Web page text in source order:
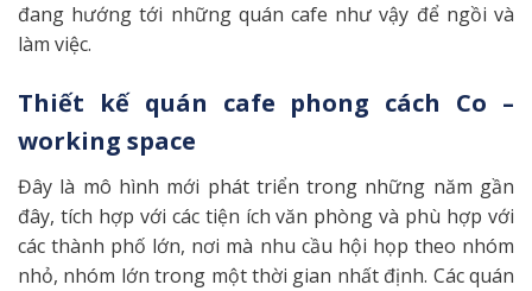
đang hướng tới những quán cafe như vậy để ngồi và
làm việc.
Thiết kế quán cafe phong cách Co –
working space
Đây là mô hình mới phát triển trong những năm gần
đây, tích hợp với các tiện ích văn phòng và phù hợp với
các thành phố lớn, nơi mà nhu cầu hội họp theo nhóm
nhỏ, nhóm lớn trong một thời gian nhất định. Các quán